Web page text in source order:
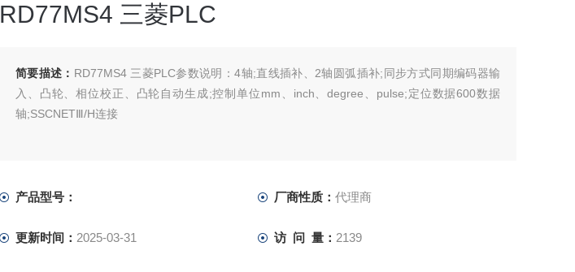
RD77MS4 三菱PLC
简要描述： RD77MS4 三菱PLC参数说明：4轴;直线插补、2轴圆弧插补;同步方式同期编码器输
入、凸轮、相位校正、凸轮自动生成;控制单位mm、inch、degree、pulse;定位数据600数据
轴;SSCNETⅢ/H连接
产品型号： 厂商性质： 代理商
更新时间： 2025-03-31 访 问 量： 2139